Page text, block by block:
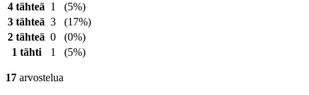
4 tähteä 1
(5%)
3 tähteä 3
(17%)
2 tähteä 0
(0%)
1 tähti
1 (5%)
17 arvostelua